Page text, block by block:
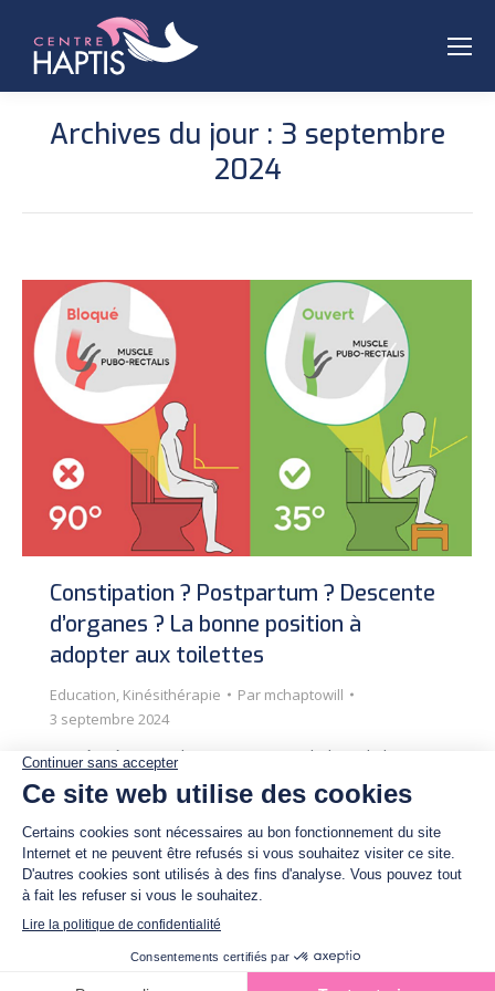
Archives du jour : 3 septembre
2024
Constipation ? Postpartum ? Descente
d’organes ? La bonne position à
adopter aux toilettes
Education, Kinésithérapie Par mchaptowill
3 septembre 2024
Le périnée (muscles qui tapissent le bas du bassin
comme un hamac) possède un tonus de base qui
nous permet une certaine continence tout au long
de la journée (heureusement)! Quand le besoin
d’aller à la selle se fait ressentir nous nous
asseyons sur nos toilettes créant ainsi un angle de
90 degrés au niveau…